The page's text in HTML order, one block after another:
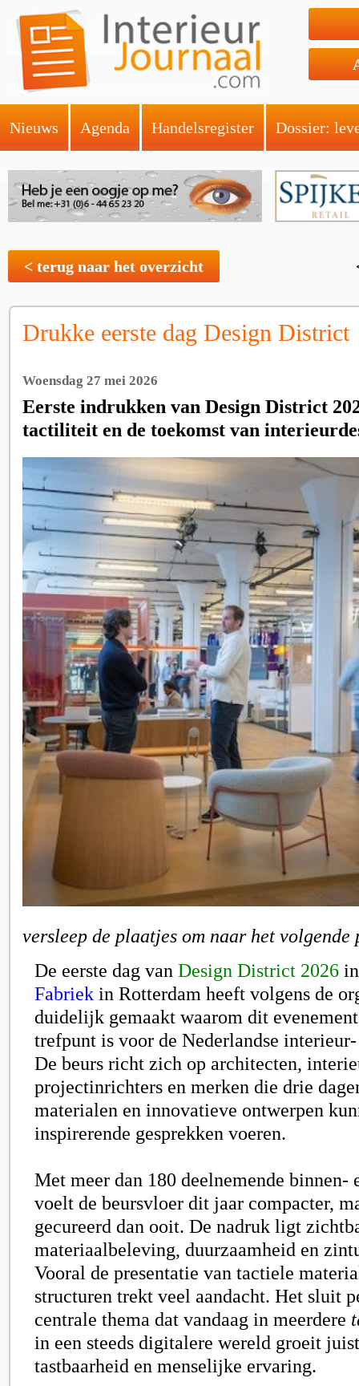
Nieuws Agenda Handelsregister Dossier:
< terug naar het overzicht
Drukke eerste dag Design District
Woensdag 27 mei 2026
Eerste indrukken van Design District
tactiliteit en de toekomst van
versleep de plaatjes om naar het
De eerste dag van Design District 2026
Fabriek in Rotterdam heeft volgens de
duidelijk gemaakt waarom dit
trefpunt is voor de Nederlandse
De beurs richt zich op architecten,
projectinrichters en merken die drie
materialen en innovatieve ontwerpen
inspirerende gesprekken voeren.
Met meer dan 180 deelnemende binnen-
voelt de beursvloer dit jaar compacter,
gecureerd dan ooit. De nadruk ligt
materiaalbeleving, duurzaamheid en
Vooral de presentatie van tactiele
structuren trekt veel aandacht. Het sluit
centrale thema dat vandaag in meerdere
in een steeds digitalere wereld groeit
tastbaarheid en menselijke ervaring.